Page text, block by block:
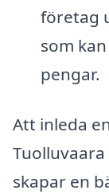
företag
som
pengar.
Att inleda
skapar en